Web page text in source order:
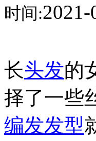
时间:2021-
长头发的
择了一些
编发发型